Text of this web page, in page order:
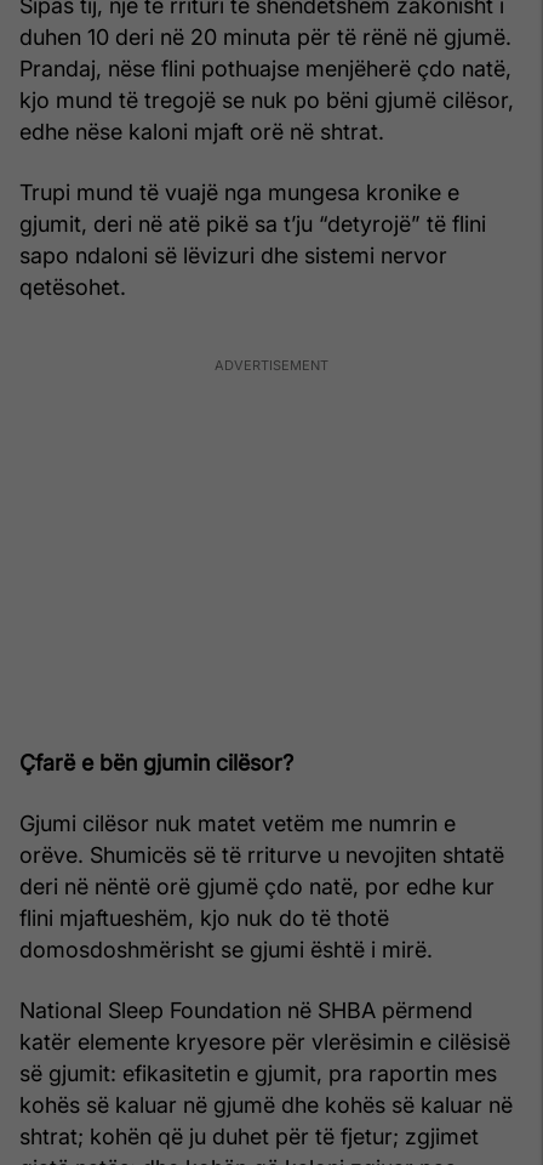
Sipas tij, një të rrituri të shëndetshëm zakonisht i
duhen 10 deri në 20 minuta për të rënë në gjumë.
Prandaj, nëse flini pothuajse menjëherë çdo natë,
kjo mund të tregojë se nuk po bëni gjumë cilësor,
edhe nëse kaloni mjaft orë në shtrat.
Trupi mund të vuajë nga mungesa kronike e
gjumit, deri në atë pikë sa t’ju “detyrojë” të flini
sapo ndaloni së lëvizuri dhe sistemi nervor
qetësohet.
Çfarë e bën gjumin cilësor?
Gjumi cilësor nuk matet vetëm me numrin e
orëve. Shumicës së të rriturve u nevojiten shtatë
deri në nëntë orë gjumë çdo natë, por edhe kur
flini mjaftueshëm, kjo nuk do të thotë
domosdoshmërisht se gjumi është i mirë.
National Sleep Foundation në SHBA përmend
katër elemente kryesore për vlerësimin e cilësisë
së gjumit: efikasitetin e gjumit, pra raportin mes
kohës së kaluar në gjumë dhe kohës së kaluar në
shtrat; kohën që ju duhet për të fjetur; zgjimet